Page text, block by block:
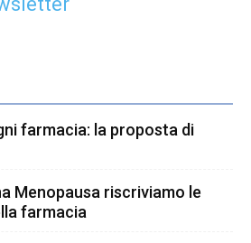
farmacia: la proposta di
Menopausa riscriviamo le
farmacia